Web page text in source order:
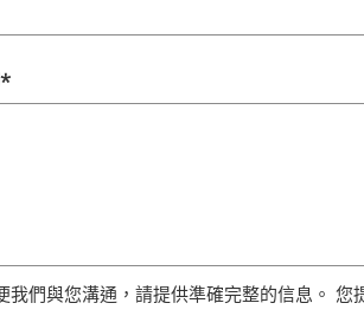
*
我們與您溝通，請提供準確完整的信息。 您